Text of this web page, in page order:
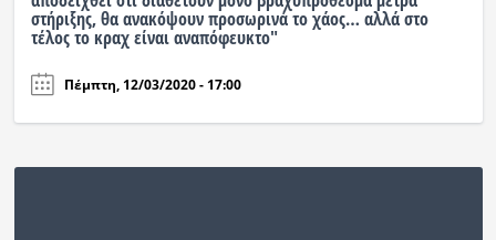
στήριξης, θα ανακόψουν προσωρινά το χάος… αλλά στο
τέλος το κραχ είναι αναπόφευκτο"
Πέμπτη, 12/03/2020 - 17:00